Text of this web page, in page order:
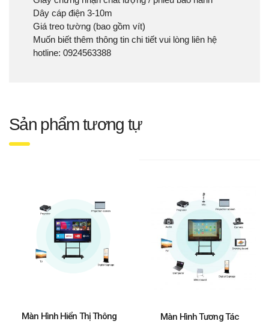
Dây cáp điện 3-10m
Giá treo tường (bao gồm vít)
Muốn biết thêm thông tin chi tiết vui lòng liên hệ
hotline: 0924563388
Sản phẩm tương tự
Màn Hình Hiển Thị Thông
Màn Hình Tương Tác